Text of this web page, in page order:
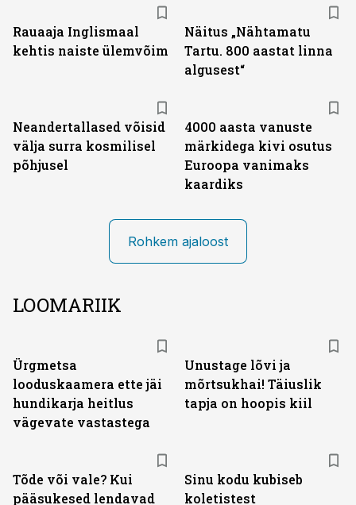
Rauaaja Inglismaal
kehtis naiste ülemvõim
Näitus „Nähtamatu
Tartu. 800 aastat linna
algusest“
Neandertallased võisid
välja surra kosmilisel
põhjusel
4000 aasta vanuste
märkidega kivi osutus
Euroopa vanimaks
kaardiks
Rohkem ajaloost
LOOMARIIK
Ürgmetsa
looduskaamera ette jäi
hundikarja heitlus
vägevate vastastega
Unustage lõvi ja
mõrtsukhai! Täiuslik
tapja on hoopis kiil
Tõde või vale? Kui
pääsukesed lendavad
Sinu kodu kubiseb
koletistest